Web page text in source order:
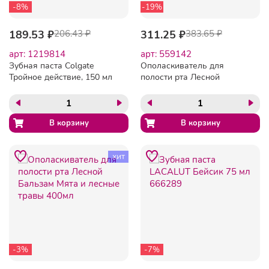
-8%
189.53 ₽206.43 ₽
арт: 1219814
Зубная паста Colgate
Тройное действие, 150 мл
-19%
311.25 ₽383.65 ₽
арт: 559142
Ополаскиватель для
полости рта Лесной
коры дуб 400 мл
-3%
хит
-7%